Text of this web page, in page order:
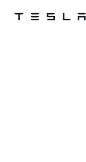
Tesla